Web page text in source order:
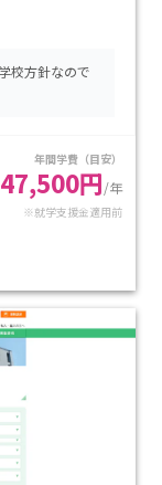
学を強力にサ
、設備費を含め
ばさらに負担
校方針なので
年間学費（目安）
円/年
※就学支援金適用前